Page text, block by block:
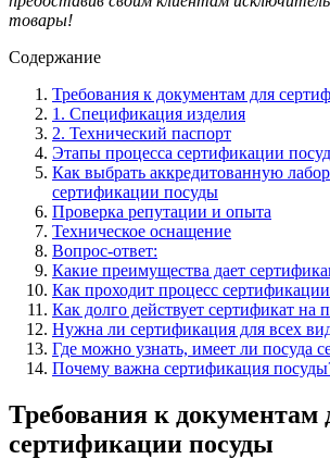
товары!
Содержание
Требования к документам для
1. Спецификация изделия
2. Технический паспорт
Этапы процесса сертификации
Как выбрать аккредитованную
сертификации посуды
Проверка репутации и опыта
Техническое оснащение
Вопрос-ответ:
Какие преимущества дает
Как проходит процесс
Как долго действует сертификат на
Нужна ли сертификация для всех
Где можно узнать, имеет ли посуда
Почему важна сертификация
Требования к документам
сертификации посуды